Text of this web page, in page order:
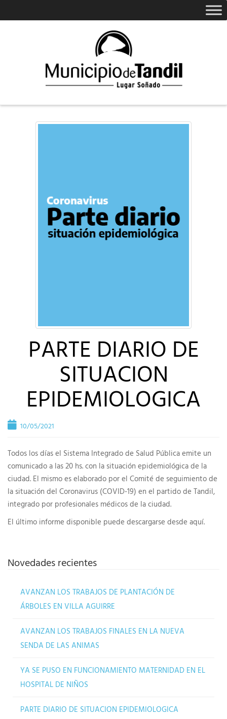
PARTE DIARIO DE
SITUACION
EPIDEMIOLOGICA
10/05/2021
Todos los días el Sistema Integrado de Salud Pública emite un
comunicado a las 20 hs. con la situación epidemiológica de la
ciudad. El mismo es elaborado por el Comité de seguimiento de
la situación del Coronavirus (COVID-19) en el partido de Tandil,
integrado por profesionales médicos de la ciudad.
El último informe disponible puede descargarse desde aquí.
Novedades recientes
AVANZAN LOS TRABAJOS DE PLANTACIÓN DE
ÁRBOLES EN VILLA AGUIRRE
AVANZAN LOS TRABAJOS FINALES EN LA NUEVA
SENDA DE LAS ANIMAS
YA SE PUSO EN FUNCIONAMIENTO MATERNIDAD EN EL
HOSPITAL DE NIÑOS
PARTE DIARIO DE SITUACION EPIDEMIOLOGICA